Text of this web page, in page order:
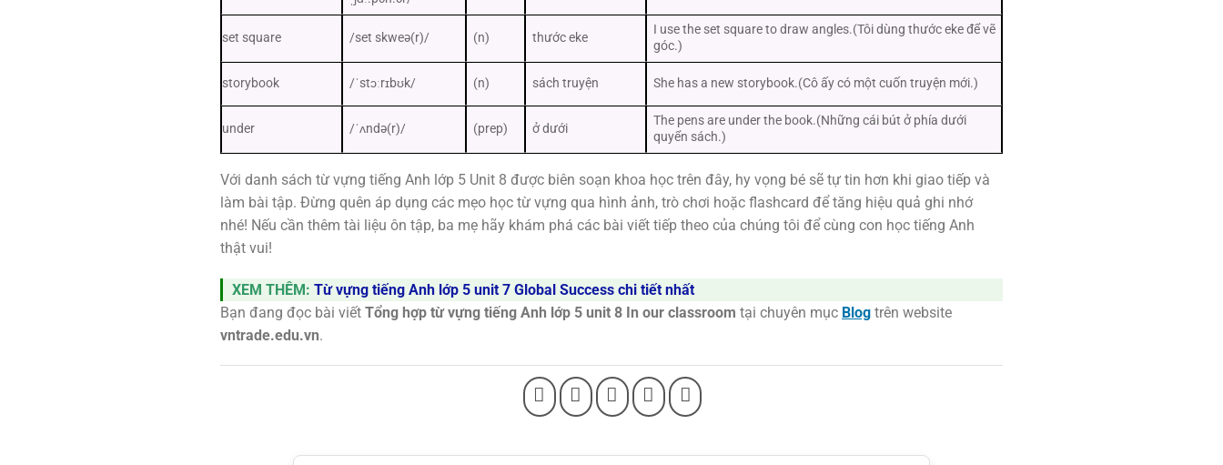
set square /set skweə(r)/ (n) thước eke
I use the set square to draw angles.(Tôi dùng thước eke để vẽ
góc.)
storybook /ˈstɔːrɪbʊk/ (n) sách truyện She has a new storybook.(Cô ấy có một cuốn truyện mới.)
under /ˈʌndə(r)/ (prep) ở dưới
The pens are under the book.(Những cái bút ở phía dưới
quyển sách.)
Với danh sách từ vựng tiếng Anh lớp 5 Unit 8 được biên soạn khoa học trên đây, hy vọng bé sẽ tự tin hơn khi giao tiếp và
làm bài tập. Đừng quên áp dụng các mẹo học từ vựng qua hình ảnh, trò chơi hoặc flashcard để tăng hiệu quả ghi nhớ
nhé! Nếu cần thêm tài liệu ôn tập, ba mẹ hãy khám phá các bài viết tiếp theo của chúng tôi để cùng con học tiếng Anh
thật vui!
XEM THÊM: Từ vựng tiếng Anh lớp 5 unit 7 Global Success chi tiết nhất
Bạn đang đọc bài viết Tổng hợp từ vựng tiếng Anh lớp 5 unit 8 In our classroom tại chuyên mục Blog trên website
vntrade.edu.vn.